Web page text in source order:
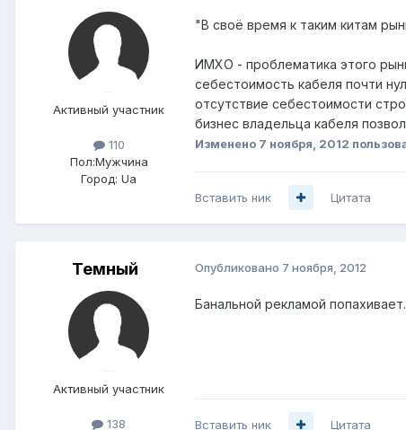
Активный участник
110
Пол:Мужчина
Город: Ua
"В своё время к таким китам
ИМХО - проблематика этого
себестоимость кабеля почти
отсутствие себестоимости
бизнес владельца кабеля
Изменено 7 ноября, 2012
Вставить ник Цитата
Темный
Активный участник
138
Опубликовано 7 ноября, 2012
Банальной рекламой попахивает.
Вставить ник Цитата